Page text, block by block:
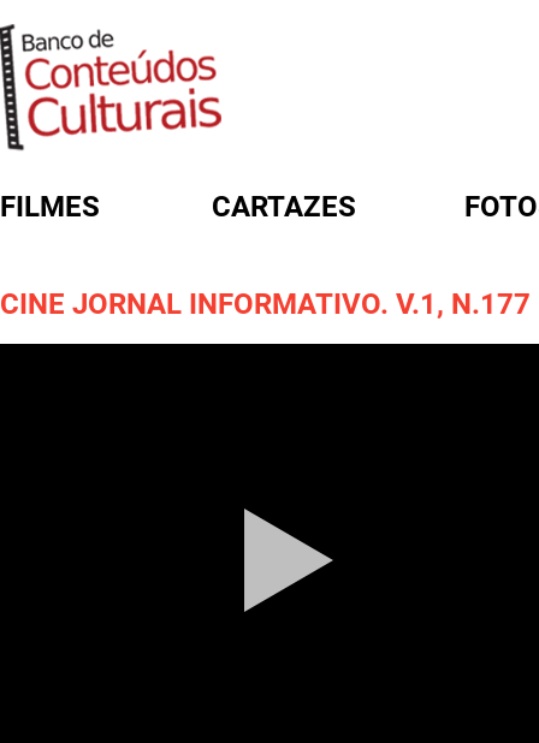
FILMES CARTAZES
CINE JORNAL INFORMATIVO. V.1, N.177